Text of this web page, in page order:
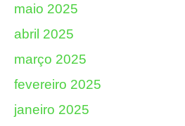
maio 2025
abril 2025
março 2025
fevereiro 2025
janeiro 2025